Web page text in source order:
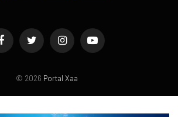
FacebookTwitter InstagramYouTube
© 2026 Portal Xaa